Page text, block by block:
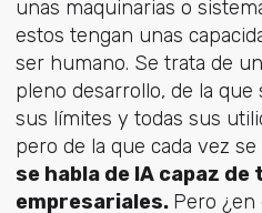
unas maquinarias o
estos tengan unas
ser humano. Se trata de
pleno desarrollo, de la que
sus límites y todas sus
pero de la que cada vez se
se habla de IA capaz
empresariales. Pero